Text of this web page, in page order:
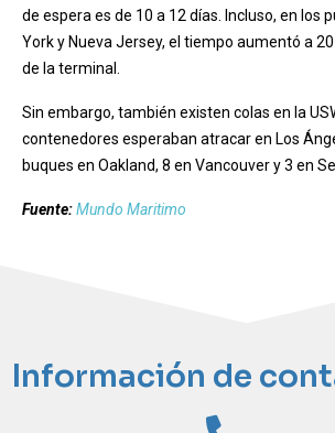
de espera es de 10 a 12 días. Incluso, en los
York y Nueva Jersey, el tiempo aumentó a
de la terminal.
Sin embargo, también existen colas en la
contenedores esperaban atracar en Los
buques en Oakland, 8 en Vancouver y 3 en
Fuente:Mundo Maritimo
Información de